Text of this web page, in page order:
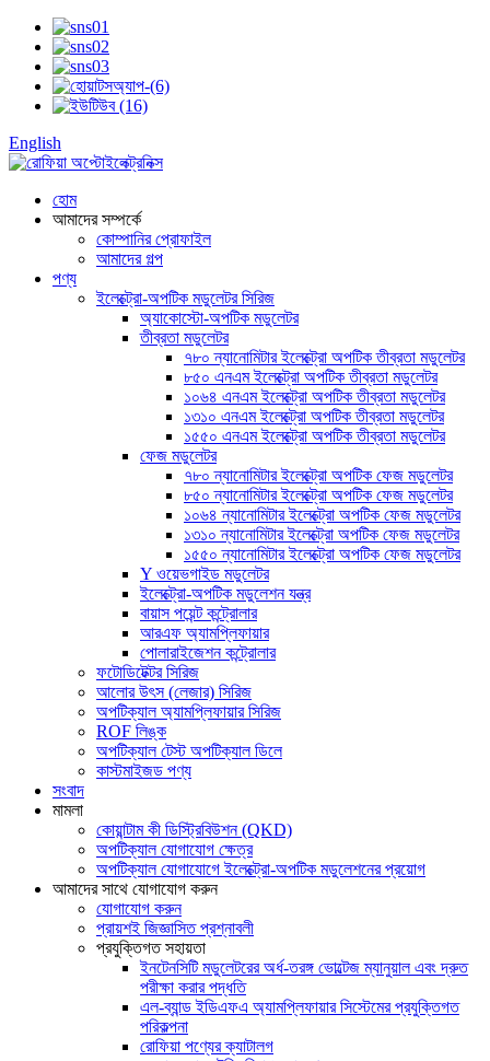
English
হোম
আমাদের সম্পর্কে
কোম্পানির প্রোফাইল
আমাদের গল্প
পণ্য
ইলেক্ট্রো-অপটিক মডুলেটর সিরিজ
অ্যাকোস্টো-অপটিক মডুলেটর
তীব্রতা মডুলেটর
৭৮০ ন্যানোমিটার ইলেক্ট্রো অপটিক তীব্রতা মডুলেটর
৮৫০ এনএম ইলেক্ট্রো অপটিক তীব্রতা মডুলেটর
১০৬৪ এনএম ইলেক্ট্রো অপটিক তীব্রতা মডুলেটর
১৩১০ এনএম ইলেক্ট্রো অপটিক তীব্রতা মডুলেটর
১৫৫০ এনএম ইলেক্ট্রো অপটিক তীব্রতা মডুলেটর
ফেজ মডুলেটর
৭৮০ ন্যানোমিটার ইলেক্ট্রো অপটিক ফেজ মডুলেটর
৮৫০ ন্যানোমিটার ইলেক্ট্রো অপটিক ফেজ মডুলেটর
১০৬৪ ন্যানোমিটার ইলেক্ট্রো অপটিক ফেজ মডুলেটর
১৩১০ ন্যানোমিটার ইলেক্ট্রো অপটিক ফেজ মডুলেটর
১৫৫০ ন্যানোমিটার ইলেক্ট্রো অপটিক ফেজ মডুলেটর
Y ওয়েভগাইড মডুলেটর
ইলেক্ট্রো-অপটিক মডুলেশন যন্ত্র
বায়াস পয়েন্ট কন্ট্রোলার
আরএফ অ্যামপ্লিফায়ার
পোলারাইজেশন কন্ট্রোলার
ফটোডিটেক্টর সিরিজ
আলোর উৎস (লেজার) সিরিজ
অপটিক্যাল অ্যামপ্লিফায়ার সিরিজ
ROF লিঙ্ক
অপটিক্যাল টেস্ট অপটিক্যাল ডিলে
কাস্টমাইজড পণ্য
সংবাদ
মামলা
কোয়ান্টাম কী ডিস্ট্রিবিউশন (QKD)
অপটিক্যাল যোগাযোগ ক্ষেত্র
অপটিক্যাল যোগাযোগে ইলেক্ট্রো-অপটিক মডুলেশনের প্রয়োগ
আমাদের সাথে যোগাযোগ করুন
যোগাযোগ করুন
প্রায়শই জিজ্ঞাসিত প্রশ্নাবলী
প্রযুক্তিগত সহায়তা
ইনটেনসিটি মডুলেটরের অর্ধ-তরঙ্গ ভোল্টেজ ম্যানুয়াল এবং দ্রুত
পরীক্ষা করার পদ্ধতি
এল-ব্যান্ড ইডিএফএ অ্যামপ্লিফায়ার সিস্টেমের প্রযুক্তিগত
পরিকল্পনা
রোফিয়া পণ্যের ক্যাটালগ